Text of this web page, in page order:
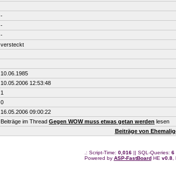
-
-
-
versteckt
10.06.1985
10.05.2006 12:53:48
1
0
16.05.2006 09:00:22
Beiträge im Thread Gegen WOW muss etwas getan werden lesen
Beiträge von
.: Script-Time: 0,016|| SQL-Queries: 6
Powered by ASP-FastBoardHE v0.8,